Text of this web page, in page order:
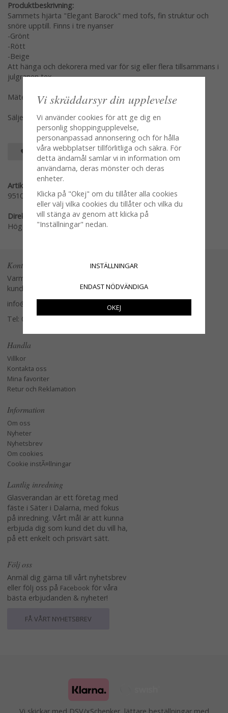
Produktbeskrivning:
Sammets hjärta "Elegant Barock" med tofs, fin struktur och
snöre upptill. Finns i tre nyanser
-Grönt
-Rött
-Beige
Att hänga och dekorera med var för sig eller flera tillsammans i
julgranen tex.
Mäter 14*13cm utan snöre mätt
Säljes var modell för sig ett och ett
SPARA SOM FAVORIT
Artikelnummer:
95104
Direktlänk:
Högerklicka och kopiera adressen
Kontakta oss
Varmt välkommen att kontakta vår
kundtjänst.
info@glasverandan.se
Tel: 079-3495968
Handla
Villkor
Kontakta oss
Mina favoriter
Retur och Reklamation
Information
Om oss
Nyheter
Nyhetsbrev
Om cookies
Cookie instÃ¤llningar
Lantlig inredning
Glasverandan är ett företag med
fäste i Säter i Dalarna, med fokus
på inredning. Vårt mål är att kunna
erbjuda dig som kund det du vill ha,
på ett enkelt och prisvärt sätt.
Följ oss
Anmäl dig gärna till vårt nyhetsbrev
eller följ oss på Facebook för våra
bästa erbjudanden & nyheter!
FÅ VÅRT NYHETSBREV
Vi skickar med DSV/xSchenker, lättare beställningar med
Vi skräddarsyr din upplevelse
Vi använder cookies för att ge dig en
personlig shoppingupplevelse,
personanpassad annonsering och för hålla
våra webbplatser tillförlitliga och säkra. För
detta ändamål samlar vi in information om
användarna, deras mönster och deras
enheter.
Klicka på "Okej" om du tillåter alla cookies
eller välj vilka cookies du tillåter och vilka du
vill stänga av genom att klicka på
"Inställningar" nedan.
INSTÄLLNINGAR
ENDAST NÖDVÄNDIGA
OKEJ